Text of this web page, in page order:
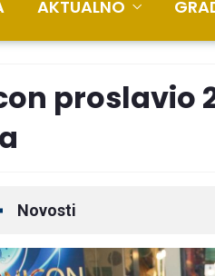
AKTUALNO
proslavio
Novosti